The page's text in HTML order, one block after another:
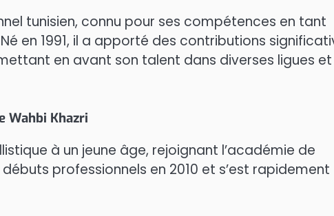
tunisien, connu pour ses compétences en tant
en 1991, il a apporté des contributions
en avant son talent dans diverses ligues et
Wahbi Khazri
à un jeune âge, rejoignant l’académie de
professionnels en 2010 et s’est rapidement